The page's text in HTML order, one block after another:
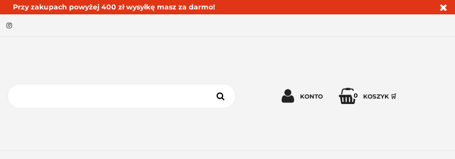
Przy zakupach powyżej 400 zł wysyłkę masz za darmo!
KONTO 0 KOSZYK 🛒
BESTSELLERY